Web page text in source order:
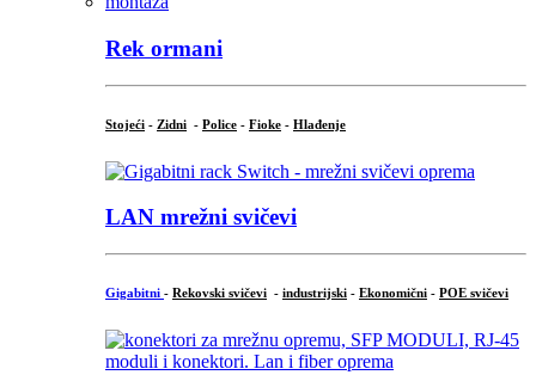
Rek ormani
Stojeći - Zidni - Police - Fioke - Hlađenje
LAN mrežni svičevi
Gigabitni - Rekovski svičevi - industrijski - Ekonomični - POE svičevi